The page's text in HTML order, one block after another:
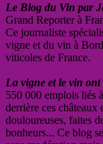
Le Blog du Vin par
Grand Reporter à
Ce journaliste
vigne et du vin à
viticoles de France.
La vigne et le vin
550 000 emplois liés
derrière ces châteaux
douloureuses, faites
bonheurs... Ce blog